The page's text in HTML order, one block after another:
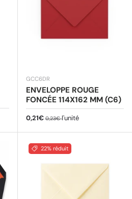
GCC6DR
ENVELOPPE ROUGE
FONCÉE 114X162 MM (C6)
Prix soldé
0,21€ Prix habituel
0,23€l'unité
22% réduit